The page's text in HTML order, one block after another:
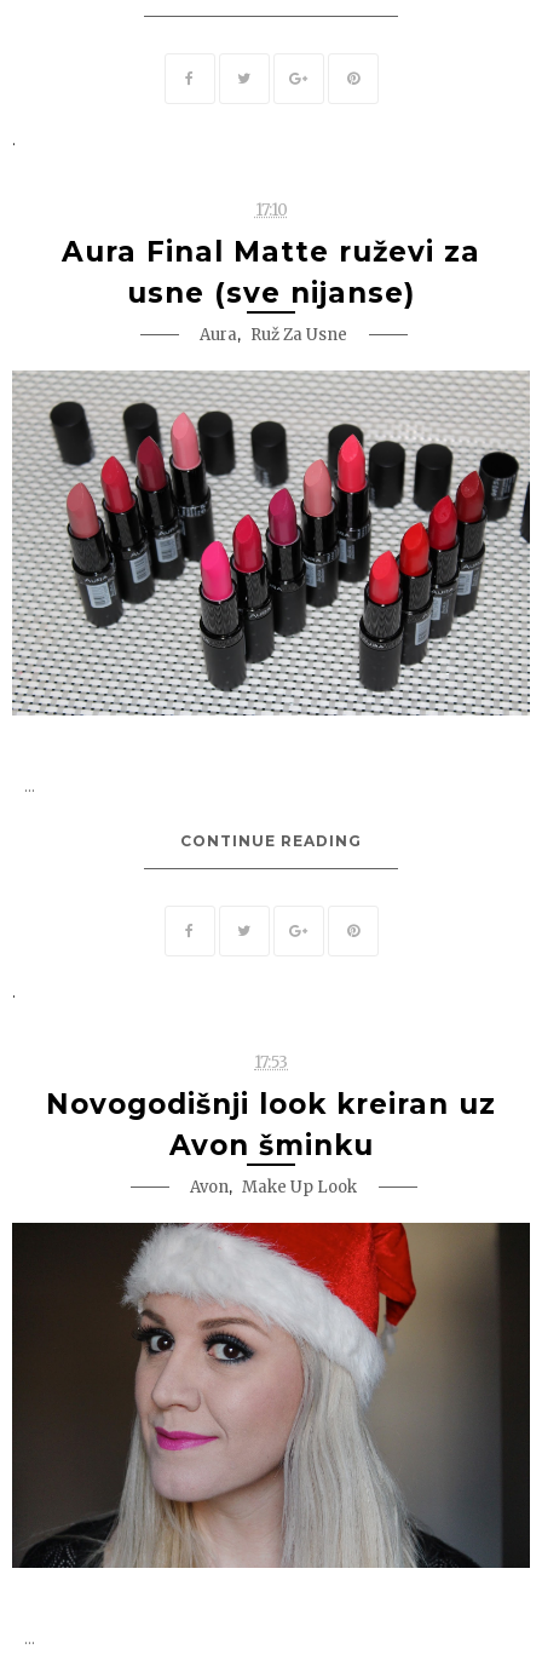
.
17:10
Aura Final Matte ruževi za
usne (sve nijanse)
Aura, Ruž Za Usne
...
CONTINUE READING
.
17:53
Novogodišnji look kreiran uz
Avon šminku
Avon, Make Up Look
...